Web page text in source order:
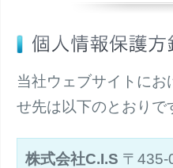
当社ウェブサイトに
せ先は以下のとおりで
株式会社C.I.S 〒435-